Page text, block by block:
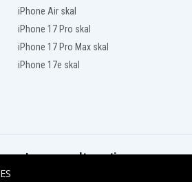
iPhone Air skal
iPhone 17 Pro skal
iPhone 17 Pro Max skal
iPhone 17e skal
Leveransalternativ